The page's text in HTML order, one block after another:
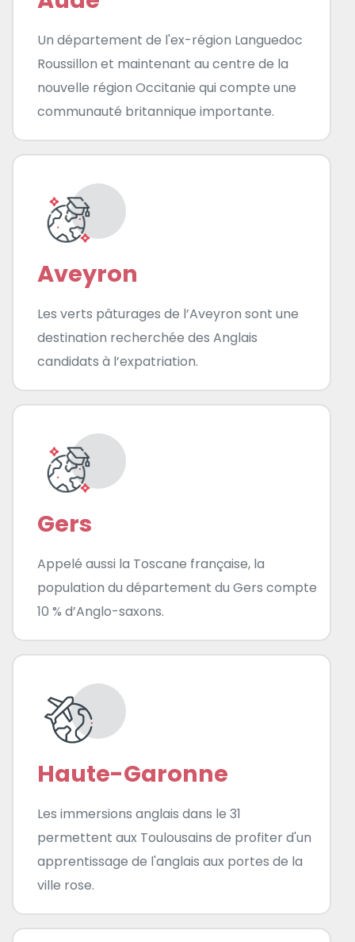
Un département de l'ex-région Languedoc
Roussillon et maintenant au centre de la
nouvelle région Occitanie qui compte une
communauté britannique importante.
Aveyron
Les verts pâturages de l’Aveyron sont une
destination recherchée des Anglais
candidats à l’expatriation.
Gers
Appelé aussi la Toscane française, la
population du département du Gers compte
10 % d’Anglo-saxons.
Haute-Garonne
Les immersions anglais dans le 31
permettent aux Toulousains de profiter d'un
apprentissage de l'anglais aux portes de la
ville rose.